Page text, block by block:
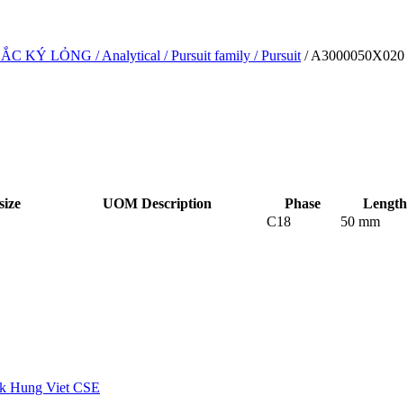
KÝ LỎNG / Analytical / Pursuit family / Pursuit / A3000050X020
UOM Description Phase Length
C18 50 mm